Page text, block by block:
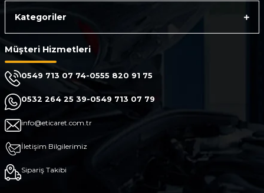
Kategoriler
Müşteri Hizmetleri
0549 713 07 74-0555 820 91 75
0532 264 25 39-0549 713 07 79
info@eticaret.com.tr
İletişim Bilgilerimiz
Sipariş Takibi